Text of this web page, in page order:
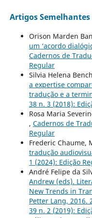
Artigos Semelhantes
Orison Marden
um ‘acordo
Cadernos de
Regular
Silvia Helena
a expertise
tradução e a
38 n. 3 (2018):
Rosa Maria
, Cadernos de
Regular
Frederic Chaume,
tradução
1 (2024): Edição
André Felipe da
Andrew (eds).
New Trends in
Petter Lang, 2016.
39 n. 2 (2019):